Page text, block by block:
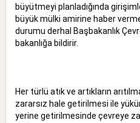
büyütmeyi planladığında
büyük mülki amirine haber
durumu derhal Başbakanlık
bakanlığa bildirir.
Her türlü atık ve artıkların
zararsız hale getirilmesi ile
yerine getirilmesinde çevreye